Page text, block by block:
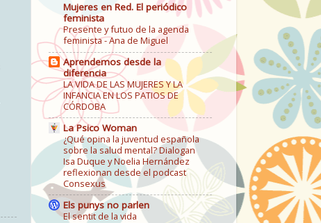
Mujeres en Red. El periódico
feminista
Presente y futuo de la agenda
feminista - Ana de Miguel
Aprendemos desde la
diferencia
LA VIDA DE LAS MUJERES Y LA
INFANCIA EN LOS PATIOS DE
CÓRDOBA
La Psico Woman
¿Qué opina la juventud española
sobre la salud mental? Dialogan
Isa Duque y Noelia Hernández
reflexionan desde el podcast
Consexus
Els punys no parlen
El sentit de la vida